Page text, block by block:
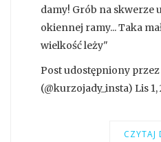
damy! Grób na skwerze
okiennej ramy... Taka
wielkość leży"
Post udostępniony
(@kurzojady_insta) Lis 1,
CZYTAJ